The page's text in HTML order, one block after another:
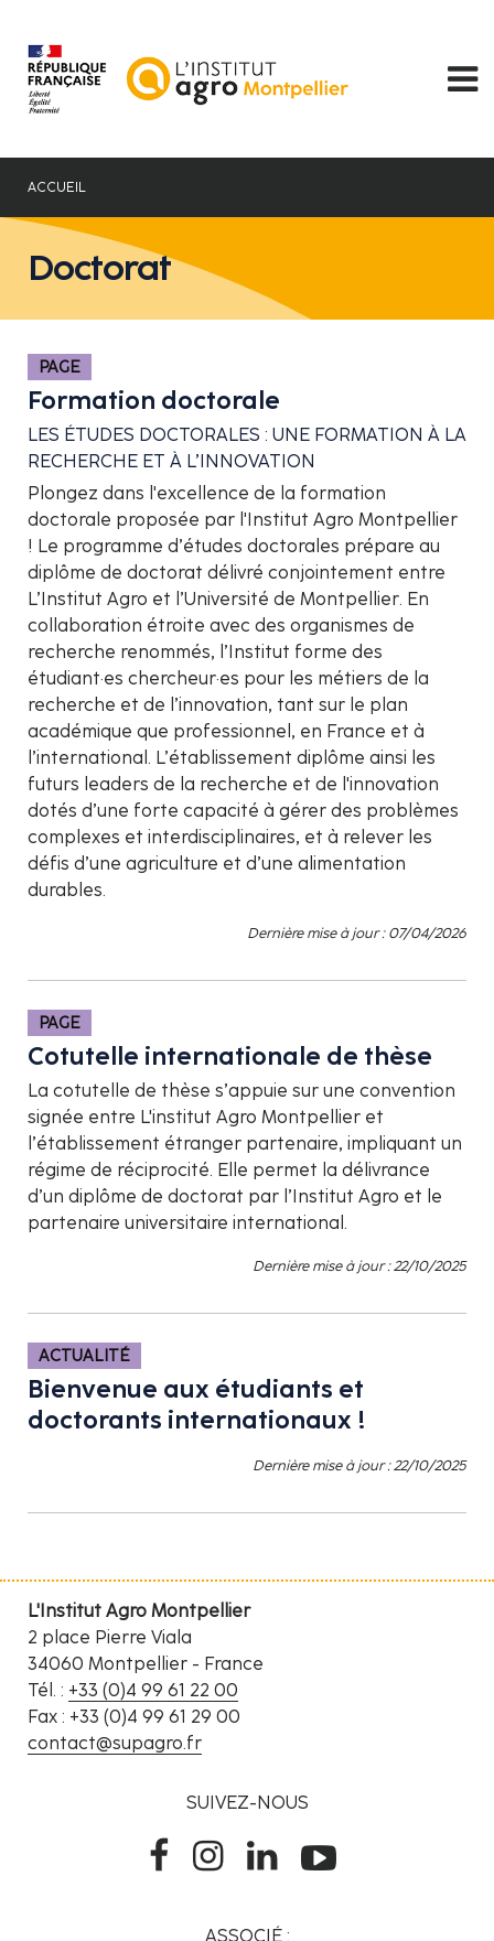
contenu
principal
ACCUEIL
Doctorat
PAGE
Formation doctorale
LES ÉTUDES DOCTORALES : UNE FORMATION À LA
RECHERCHE ET À L’INNOVATION
Plongez dans l'excellence de la formation
doctorale proposée par l'Institut Agro Montpellier
! Le programme d’études doctorales prépare au
diplôme de doctorat délivré conjointement entre
L’Institut Agro et l’Université de Montpellier. En
collaboration étroite avec des organismes de
recherche renommés, l’Institut forme des
étudiant·es chercheur·es pour les métiers de la
recherche et de l’innovation, tant sur le plan
académique que professionnel, en France et à
l’international. L’établissement diplôme ainsi les
futurs leaders de la recherche et de l'innovation
dotés d’une forte capacité à gérer des problèmes
complexes et interdisciplinaires, et à relever les
défis d’une agriculture et d’une alimentation
durables.
Dernière mise à jour : 07/04/2026
PAGE
Cotutelle internationale de thèse
La cotutelle de thèse s’appuie sur une convention
signée entre L'institut Agro Montpellier et
l’établissement étranger partenaire, impliquant un
régime de réciprocité. Elle permet la délivrance
d’un diplôme de doctorat par l’Institut Agro et le
partenaire universitaire international.
Dernière mise à jour : 22/10/2025
ACTUALITÉ
Bienvenue aux étudiants et
doctorants internationaux !
Dernière mise à jour : 22/10/2025
L'Institut Agro Montpellier
2 place Pierre Viala
34060 Montpellier - France
Tél. : +33 (0)4 99 61 22 00
Fax : +33 (0)4 99 61 29 00
contact@supagro.fr
SUIVEZ-NOUS
ASSOCIÉ :